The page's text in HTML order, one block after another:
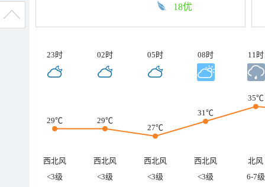
18优
23时 02时 05时 08时 11时
29℃
29℃
27℃
31℃
35℃
西北风 西北风 西北风 西北风
北风
<3级
<3级 <3级 <3级 6-7级